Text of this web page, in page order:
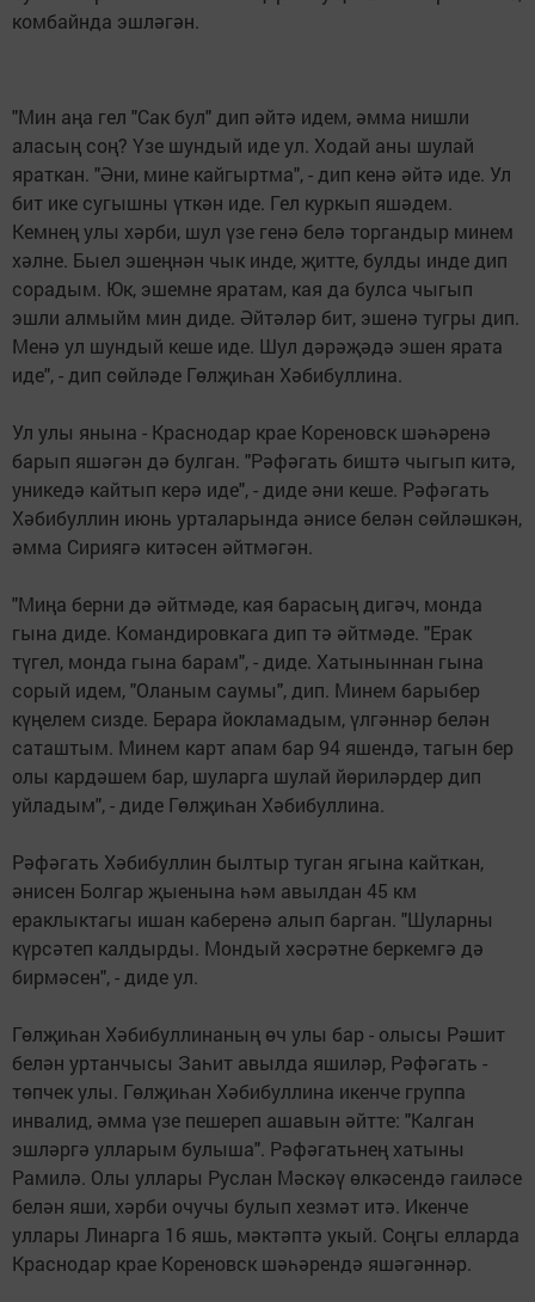
комбайнда эшләгән.
"Мин аңа гел "Сак бул" дип әйтә идем, әмма нишли
аласың соң? Үзе шундый иде ул. Ходай аны шулай
яраткан. "Әни, мине кайгыртма", - дип кенә әйтә иде. Ул
бит ике сугышны үткән иде. Гел куркып яшәдем.
Кемнең улы хәрби, шул үзе генә белә торгандыр минем
хәлне. Быел эшеңнән чык инде, җитте, булды инде дип
сорадым. Юк, эшемне яратам, кая да булса чыгып
эшли алмыйм мин диде. Әйтәләр бит, эшенә тугры дип.
Менә ул шундый кеше иде. Шул дәрәҗәдә эшен ярата
иде", - дип сөйләде Гөлҗиһан Хәбибуллина.
Ул улы янына - Краснодар крае Кореновск шәһәренә
барып яшәгән дә булган. "Рәфәгать биштә чыгып китә,
уникедә кайтып керә иде", - диде әни кеше. Рәфәгать
Хәбибуллин июнь урталарында әнисе белән сөйләшкән,
әмма Сириягә китәсен әйтмәгән.
"Миңа берни дә әйтмәде, кая барасың дигәч, монда
гына диде. Командировкага дип тә әйтмәде. "Ерак
түгел, монда гына барам", - диде. Хатыныннан гына
сорый идем, "Оланым саумы", дип. Минем барыбер
күңелем сизде. Берара йокламадым, үлгәннәр белән
саташтым. Минем карт апам бар 94 яшендә, тагын бер
олы кардәшем бар, шуларга шулай йөриләрдер дип
уйладым", - диде Гөлҗиһан Хәбибуллина.
Рәфәгать Хәбибуллин былтыр туган ягына кайткан,
әнисен Болгар җыенына һәм авылдан 45 км
ераклыктагы ишан каберенә алып барган. "Шуларны
күрсәтеп калдырды. Мондый хәсрәтне беркемгә дә
бирмәсен", - диде ул.
Гөлҗиһан Хәбибуллинаның өч улы бар - олысы Рәшит
белән уртанчысы Заһит авылда яшиләр, Рәфәгать -
төпчек улы. Гөлҗиһан Хәбибуллина икенче группа
инвалид, әмма үзе пешереп ашавын әйтте: "Калган
эшләргә улларым булыша". Рәфәгатьнең хатыны
Рамилә. Олы уллары Руслан Мәскәү өлкәсендә гаиләсе
белән яши, хәрби очучы булып хезмәт итә. Икенче
уллары Линарга 16 яшь, мәктәптә укый. Соңгы елларда
Краснодар крае Кореновск шәһәрендә яшәгәннәр.